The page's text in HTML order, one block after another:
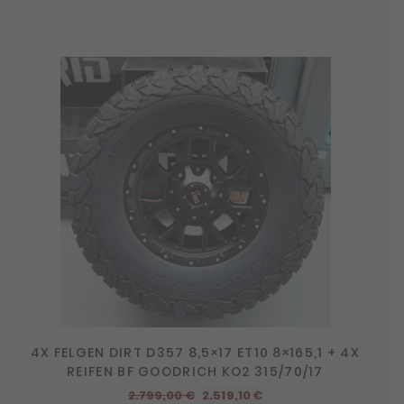
4X FELGEN DIRT D357 8,5×17 ET10 8×165,1 + 4X
REIFEN BF GOODRICH KO2 315/70/17
2.799,00€ Ursprünglicher
2.519,10€Aktueller